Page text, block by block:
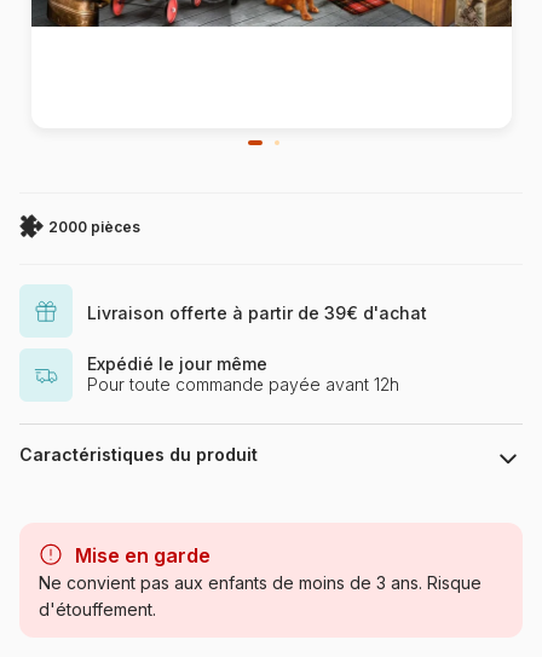
2000 pièces
Livraison offerte à partir de 39€ d'achat
Expédié le jour même
Pour toute commande payée avant 12h
Caractéristiques du produit
Catégorie
Mise en garde
Ne convient pas aux enfants de moins de 3 ans. Risque
d'étouffement.